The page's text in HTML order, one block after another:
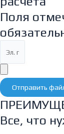
Поля
Отправить
Все, что